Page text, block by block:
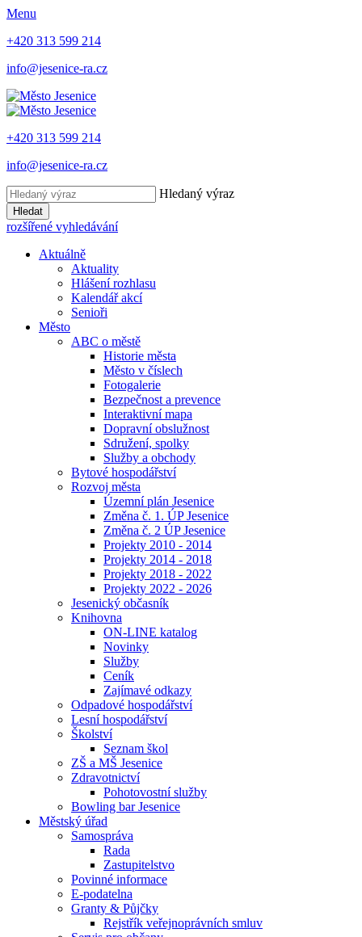
Menu
+420 313 599 214
info@jesenice-ra.cz
+420 313 599 214
info@jesenice-ra.cz
Hledaný výraz
Hledat
rozšířené vyhledávání
Aktuálně
Aktuality
Hlášení rozhlasu
Kalendář akcí
Senioři
Město
ABC o městě
Historie města
Město v číslech
Fotogalerie
Bezpečnost a prevence
Interaktivní mapa
Dopravní obslužnost
Sdružení, spolky
Služby a obchody
Bytové hospodářství
Rozvoj města
Územní plán Jesenice
Změna č. 1. ÚP Jesenice
Změna č. 2 ÚP Jesenice
Projekty 2010 - 2014
Projekty 2014 - 2018
Projekty 2018 - 2022
Projekty 2022 - 2026
Jesenický občasník
Knihovna
ON-LINE katalog
Novinky
Služby
Ceník
Zajímavé odkazy
Odpadové hospodářství
Lesní hospodářství
Školství
Seznam škol
ZŠ a MŠ Jesenice
Zdravotnictví
Pohotovostní služby
Bowling bar Jesenice
Městský úřad
Samospráva
Rada
Zastupitelstvo
Povinné informace
E-podatelna
Granty & Půjčky
Rejstřík veřejnoprávních smluv